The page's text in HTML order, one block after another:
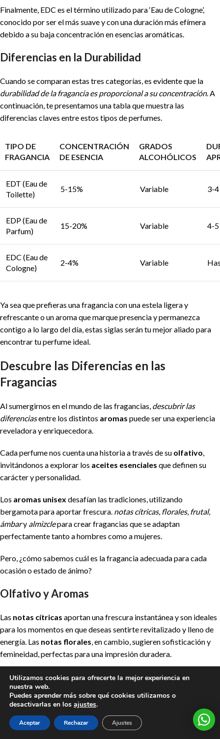
Finalmente, EDC es el término utilizado para ‘Eau de Cologne’,
conocido por ser el más suave y con una duración más efímera
debido a su baja concentración en esencias aromáticas.
Diferencias en la Durabilidad
Cuando se comparan estas tres categorías, es evidente que la
durabilidad de la fragancia es proporcional a su concentración. A
continuación, te presentamos una tabla que muestra las
diferencias claves entre estos tipos de perfumes.
TIPO DE
FRAGANCIA
CONCENTRACIÓN
DE ESENCIA
GRADOS
ALCOHÓLICOS
EDT (Eau de
Toilette)
5-15% Variable 3-
EDP (Eau de
Parfum)
15-20% Variable 4-5
EDC (Eau de
Cologne)
2-4% Variable
Ya sea que prefieras una fragancia con una estela ligera y
refrescante o un aroma que marque presencia y permanezca
contigo a lo largo del día, estas siglas serán tu mejor aliado para
encontrar tu perfume ideal.
Descubre las Diferencias en las
Fragancias
Al sumergirnos en el mundo de las fragancias, descubrir las
diferenciasentre los distintos aromas puede ser una experiencia
reveladora y enriquecedora.
Cada perfume nos cuenta una historia a través de su olfativo
invitándonos a explorar los aceites esenciales que definen su
carácter y personalidad.
Los aromas unisex desafían las tradiciones, utilizando
bergamota para aportar frescura. notas cítricas, florales, frutal,
ámbary almizclepara crear fragancias que se adaptan
perfectamente tanto a hombres como a mujeres.
Pero, ¿cómo sabemos cuál es la fragancia adecuada para cada
ocasión o estado de ánimo?
Olfativo y Aromas
Las notas cítricas aportan una frescura instantánea y son ideales
para los momentos en que deseas sentirte revitalizado y lleno de
energía. Las notas florales , en cambio, sugieren sofisticación y
femineidad, perfectas para una impresión duradera.
Losaromas frutalestienden a ser juguetones y dulces, siempre
una opción divertida.
ámbary elalmizcle
ofrecen una base cálida y
profunda a los perfumes, aportando un aire de misterio y
Utilizamos cookies para ofrecerte la mejor experiencia en
nuestra web.
Puedes aprender más sobre qué cookies utilizamos o
desactivarlas en los ajustes.
Aceptar Rechazar Ajustes
Sidebar
WishlistCarrito
Mi cuenta